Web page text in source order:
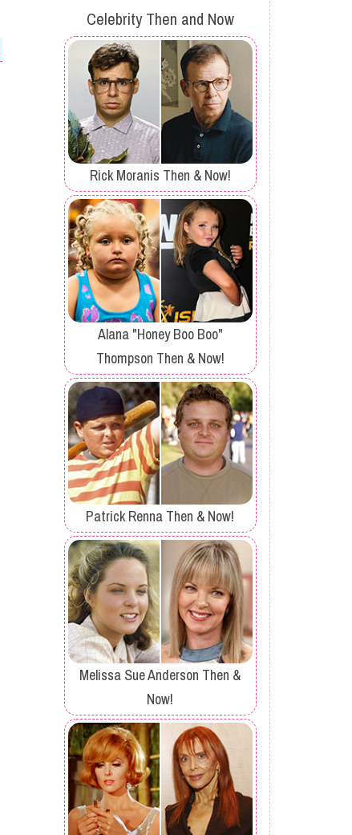
Celebrity Then and Now
Rick Moranis Then & Now!
Alana "Honey Boo Boo"
Thompson Then & Now!
Patrick Renna Then & Now!
Melissa Sue Anderson Then &
Now!